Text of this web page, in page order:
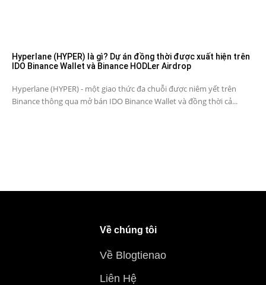
Hyperlane (HYPER) là gì? Dự án đồng thời được xuất hiện trên
IDO Binance Wallet và Binance HODLer Airdrop
Hyperlane (HYPER) - một giao thức đa chuỗi được niêm yết trên
Binance thông qua mở bán IDO Binance Wallet và đồng thời cả...
Về chúng tôi
Về Blogtienao
Liên Hệ